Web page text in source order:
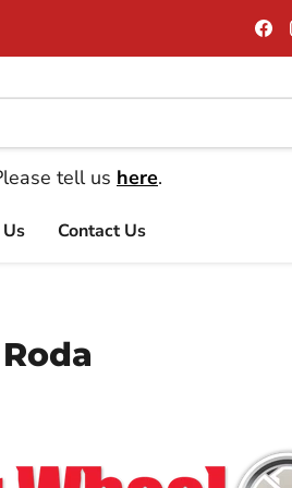
tell us here.
Contact Us
Roda